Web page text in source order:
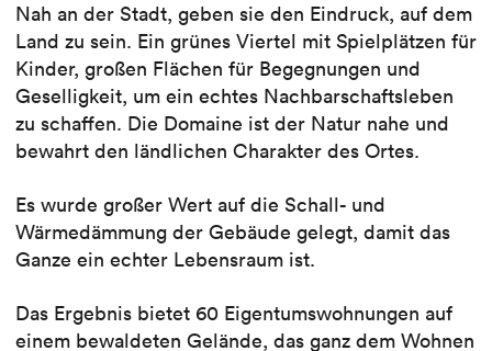
Nah an der Stadt, geben sie den Eindruck, auf dem
Land zu sein. Ein grünes Viertel mit Spielplätzen für
Kinder, großen Flächen für Begegnungen und
Geselligkeit, um ein echtes Nachbarschaftsleben
zu schaffen. Die Domaine ist der Natur nahe und
bewahrt den ländlichen Charakter des Ortes.
Es wurde großer Wert auf die Schall- und
Wärmedämmung der Gebäude gelegt, damit das
Ganze ein echter Lebensraum ist.
Das Ergebnis bietet 60 Eigentumswohnungen auf
einem bewaldeten Gelände, das ganz dem Wohnen